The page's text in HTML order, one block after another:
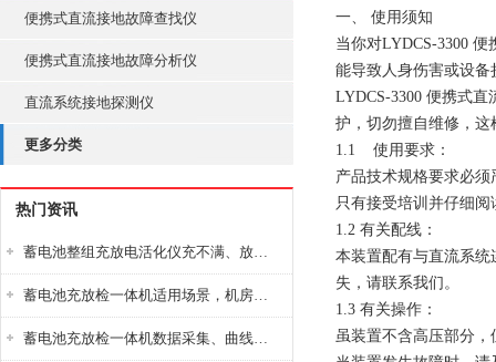
便携式直流接地故障查找仪
便携式直流接地故障分析仪
直流系统接地探测仪
更多分类
热门资讯
蓄电池整组充放电活化仪充不满、放不完怎么办？
蓄电池充放检一体机适用场景，机房基站变电站铅酸蓄电池维护检测应用
蓄电池充放检一体机数据采集、曲线分析与电池健康状态智能评估功能详解
一、 使用须知
当你对LYDCS-3300
能导致人身伤害或设备
LYDCS-3300 便携式
护，切勿擅自维修，
1.1 使用要求：
产品技术规格要求必须
只有接受培训并仔细
1.2 有关配线：
本装置配有与直流系
失，请联系我们。
1.3 有关操作：
虽装置不含高压部分